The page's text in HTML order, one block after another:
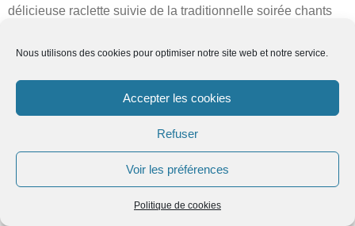
Nous utilisons des cookies pour optimiser notre site web et notre service.
Accepter les cookies
Refuser
Voir les préférences
Politique de cookies
délicieuse raclette suivie de la traditionnelle soirée chants
fêté 2 anniversaires et dégusté de délicieux desserts. Après
chaleureux, le groupe a eu bien du mal à se séparer, surtout
les 3 enfants présents ainsi que les salariés pour lesquels
permettra les balades à raquette.
Les prochaines occasions de s’aérer avec le GIC seront